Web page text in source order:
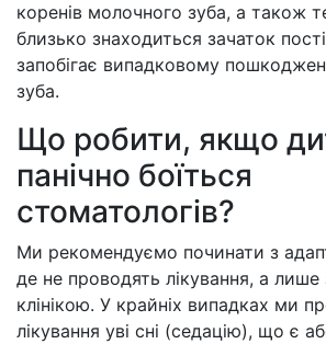
коренів молочного зуба, а також
близько знаходиться зачаток
запобігає випадковому
зуба.
Що робити, якщо
панічно боїться
стоматологів?
Ми рекомендуємо починати з
де не проводять лікування, а лише
клінікою. У крайніх випадках ми
лікування уві сні (седацію), що є